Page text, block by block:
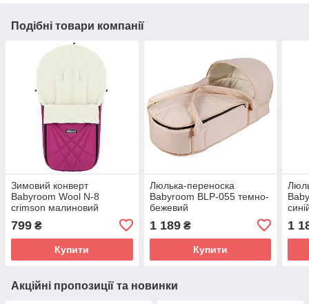
Подібні товари компанії
Зимовий конверт
Babyroom Wool N-8
crimson малиновий
799 ₴
Купити
Люлька-переноска
Babyroom BLP-055 темно-
бежевий
1 189₴
Купити
1
Акційні пропозиції та новинки